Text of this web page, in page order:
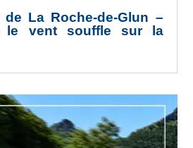
La Roche-de-Glun –
le vent souffle sur la